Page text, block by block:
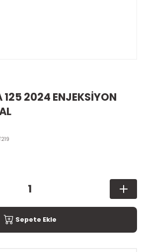
2024 ENJEKSİYON
Sepete Ekle